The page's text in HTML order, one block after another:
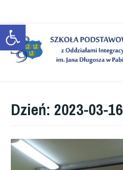
Open toolbar
do
treści
Dzień: 2023-03-16